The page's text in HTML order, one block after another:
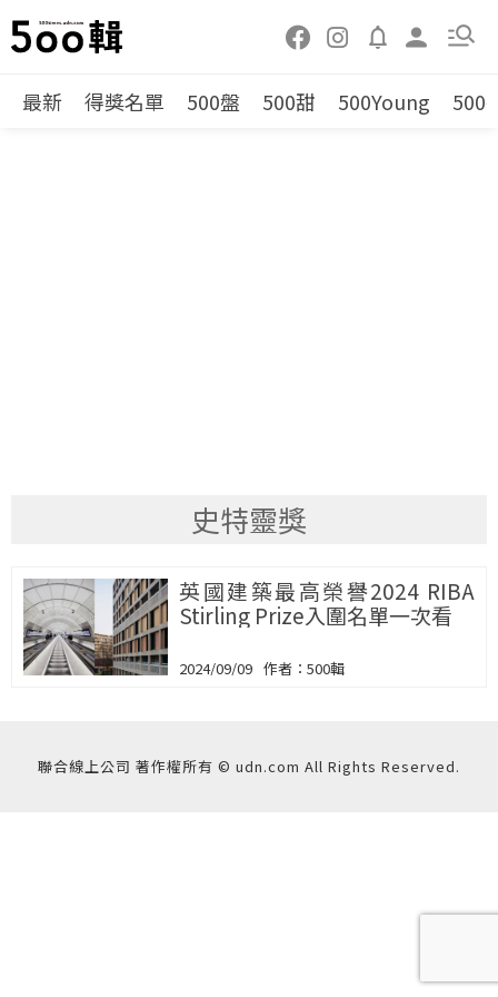
最新 得獎名單 500盤 500甜 500Young 500
史特靈獎
英國建築最高榮譽2024 RIBA
Stirling Prize入圍名單一次看
2024/09/09 500輯
聯合線上公司 著作權所有 © udn.com All Rights Reserved.